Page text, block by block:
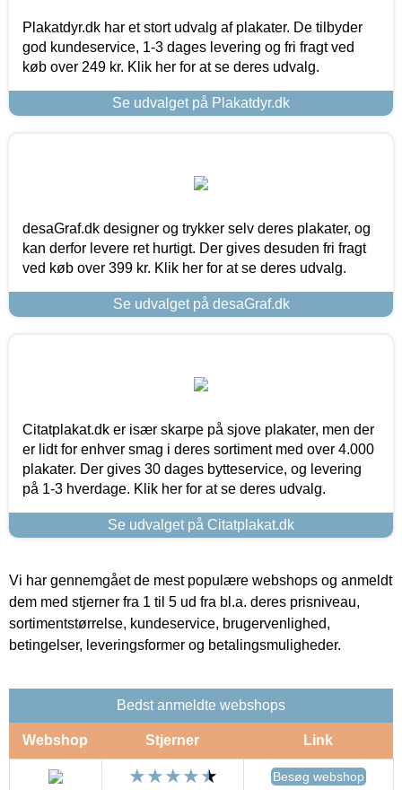
Plakatdyr.dk har et stort udvalg af plakater. De tilbyder
god kundeservice, 1-3 dages levering og fri fragt ved
køb over 249 kr. Klik her for at se deres udvalg.
Se udvalget på Plakatdyr.dk
desaGraf.dk designer og trykker selv deres plakater, og
kan derfor levere ret hurtigt. Der gives desuden fri fragt
ved køb over 399 kr. Klik her for at se deres udvalg.
Se udvalget på desaGraf.dk
Citatplakat.dk er især skarpe på sjove plakater, men der
er lidt for enhver smag i deres sortiment med over 4.000
plakater. Der gives 30 dages bytteservice, og levering
på 1-3 hverdage. Klik her for at se deres udvalg.
Se udvalget på Citatplakat.dk
Vi har gennemgået de mest populære webshops og anmeldt
dem med stjerner fra 1 til 5 ud fra bl.a. deres prisniveau,
sortimentstørrelse, kundeservice, brugervenlighed,
betingelser, leveringsformer og betalingsmuligheder.
Bedst anmeldte webshops
Webshop Stjerner Link
Besøg webshop